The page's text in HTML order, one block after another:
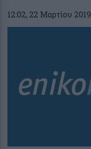
12:02, 22 Μαρτίου 2019